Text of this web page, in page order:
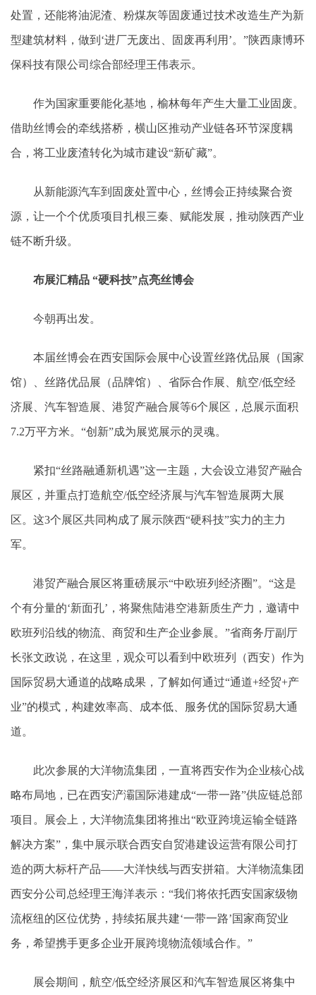
处置，还能将油泥渣、粉煤灰等固废通过技术改造生产为新
型建筑材料，做到‘进厂无废出、固废再利用’。”陕西康博环
保科技有限公司综合部经理王伟表示。
作为国家重要能化基地，榆林每年产生大量工业固废。
借助丝博会的牵线搭桥，横山区推动产业链各环节深度耦
合，将工业废渣转化为城市建设“新矿藏”。
从新能源汽车到固废处置中心，丝博会正持续聚合资
源，让一个个优质项目扎根三秦、赋能发展，推动陕西产业
链不断升级。
布展汇精品 “硬科技”点亮丝博会
今朝再出发。
本届丝博会在西安国际会展中心设置丝路优品展（国家
馆）、丝路优品展（品牌馆）、省际合作展、航空/低空经
济展、汽车智造展、港贸产融合展等6个展区，总展示面积
7.2万平方米。“创新”成为展览展示的灵魂。
紧扣“丝路融通新机遇”这一主题，大会设立港贸产融合
展区，并重点打造航空/低空经济展与汽车智造展两大展
区。这3个展区共同构成了展示陕西“硬科技”实力的主力
军。
港贸产融合展区将重磅展示“中欧班列经济圈”。“这是
个有分量的‘新面孔’，将聚焦陆港空港新质生产力，邀请中
欧班列沿线的物流、商贸和生产企业参展。”省商务厅副厅
长张文政说，在这里，观众可以看到中欧班列（西安）作为
国际贸易大通道的战略成果，了解如何通过“通道+经贸+产
业”的模式，构建效率高、成本低、服务优的国际贸易大通
道。
此次参展的大洋物流集团，一直将西安作为企业核心战
略布局地，已在西安浐灞国际港建成“一带一路”供应链总部
项目。展会上，大洋物流集团将推出“欧亚跨境运输全链路
解决方案”，集中展示联合西安自贸港建设运营有限公司打
造的两大标杆产品——大洋快线与西安拼箱。大洋物流集团
西安分公司总经理王海洋表示：“我们将依托西安国家级物
流枢纽的区位优势，持续拓展共建‘一带一路’国家商贸业
务，希望携手更多企业开展跨境物流领域合作。”
展会期间，航空/低空经济展区和汽车智造展区将集中